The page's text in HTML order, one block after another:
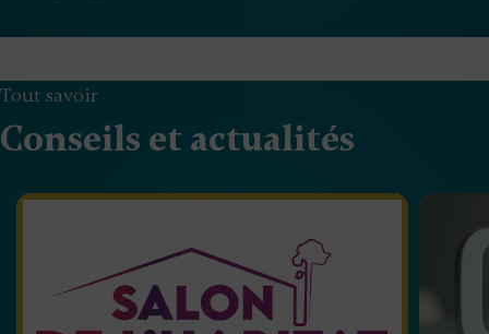
Tout savoir
Conseils et actualités